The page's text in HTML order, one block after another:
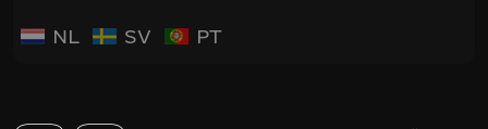
NL SV PT